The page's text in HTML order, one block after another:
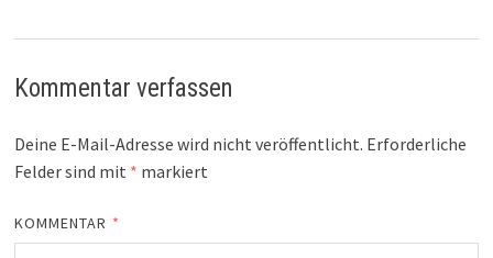
Kommentar verfassen
Deine E-Mail-Adresse wird nicht veröffentlicht. Erforderliche
Felder sind mit * markiert
KOMMENTAR *